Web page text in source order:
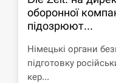
СЕРПЕНЬ
12:53
США обсуждают
Украины,
оборонної
підозрюют...
Німецькі органи
підготовку
кер...